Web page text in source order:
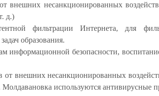
внешних несанкционированных
д.)
фильтрации Интернета, для
образования.
информационной безопасности,
от внешних несанкционированных
используются антивирусные